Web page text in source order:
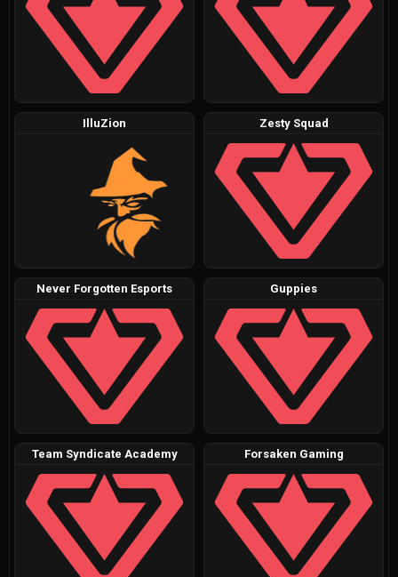
IlluZion Zesty Squad
Never Forgotten Esports Guppies
Team Syndicate Academy Forsaken Gaming